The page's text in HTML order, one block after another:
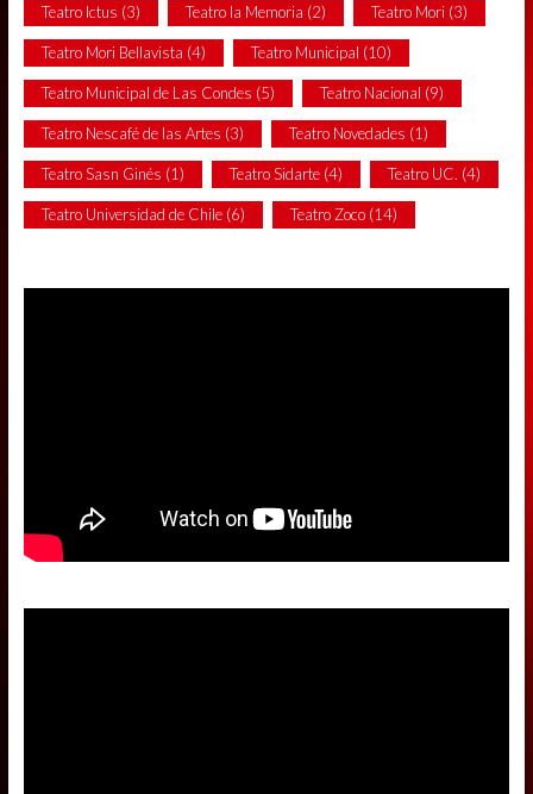
Teatro Ictus (3) Teatro la Memoria (2) Teatro Mori (3)
Teatro Mori Bellavista (4) Teatro Municipal (10)
Teatro Municipal de Las Condes (5) Teatro Nacional (9)
Teatro Nescafé de las Artes (3) Teatro Novedades (1)
Teatro Sasn Ginés (1) Teatro Sidarte(4) Teatro UC. (4)
Teatro Universidad de Chile(6) Teatro Zoco(14)